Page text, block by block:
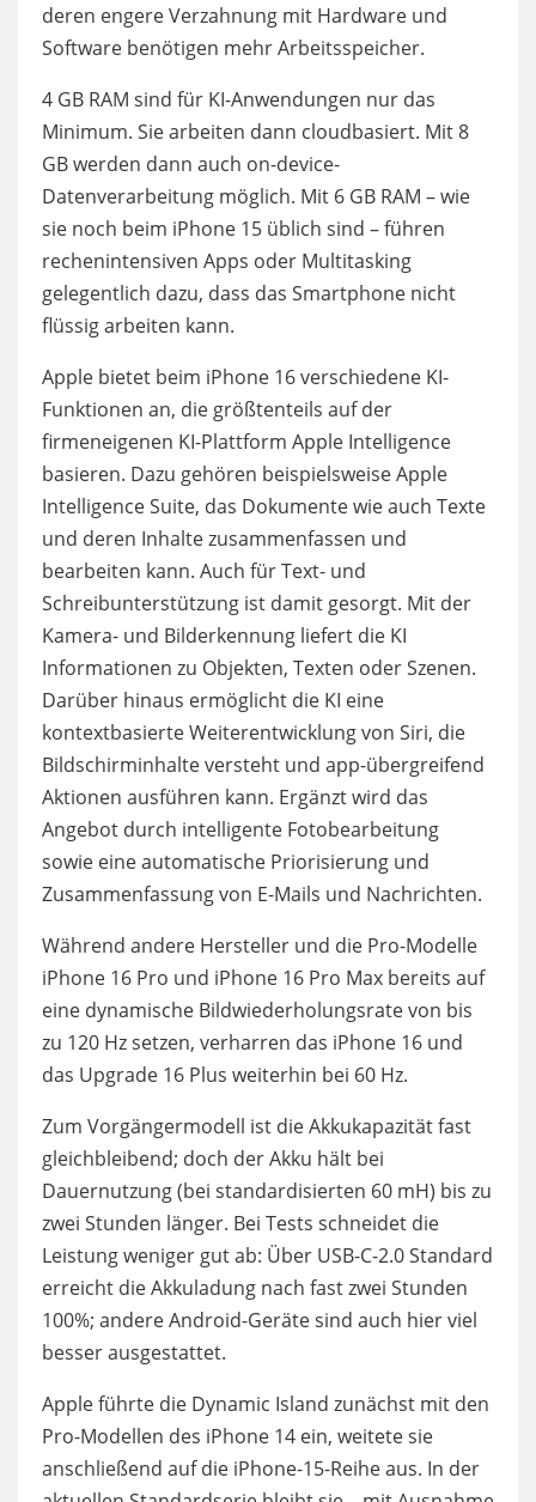
deren engere Verzahnung mit Hardware und
Software benötigen mehr Arbeitsspeicher.
4 GB RAM sind für KI-Anwendungen nur das
Minimum. Sie arbeiten dann cloudbasiert. Mit 8
GB werden dann auch on-device-
Datenverarbeitung möglich. Mit 6 GB RAM – wie
sie noch beim iPhone 15 üblich sind – führen
rechenintensiven Apps oder Multitasking
gelegentlich dazu, dass das Smartphone nicht
flüssig arbeiten kann.
Apple bietet beim iPhone 16 verschiedene KI-
Funktionen an, die größtenteils auf der
firmeneigenen KI-Plattform Apple Intelligence
basieren. Dazu gehören beispielsweise Apple
Intelligence Suite, das Dokumente wie auch Texte
und deren Inhalte zusammenfassen und
bearbeiten kann. Auch für Text- und
Schreibunterstützung ist damit gesorgt. Mit der
Kamera- und Bilderkennung liefert die KI
Informationen zu Objekten, Texten oder Szenen.
Darüber hinaus ermöglicht die KI eine
kontextbasierte Weiterentwicklung von Siri, die
Bildschirminhalte versteht und app-übergreifend
Aktionen ausführen kann. Ergänzt wird das
Angebot durch intelligente Fotobearbeitung
sowie eine automatische Priorisierung und
Zusammenfassung von E-Mails und Nachrichten.
Während andere Hersteller und die Pro-Modelle
iPhone 16 Pro und iPhone 16 Pro Max bereits auf
eine dynamische Bildwiederholungsrate von bis
zu 120 Hz setzen, verharren das iPhone 16 und
das Upgrade 16 Plus weiterhin bei 60 Hz.
Zum Vorgängermodell ist die Akkukapazität fast
gleichbleibend; doch der Akku hält bei
Dauernutzung (bei standardisierten 60 mH) bis zu
zwei Stunden länger. Bei Tests schneidet die
Leistung weniger gut ab: Über USB-C-2.0 Standard
erreicht die Akkuladung nach fast zwei Stunden
100%; andere Android-Geräte sind auch hier viel
besser ausgestattet.
Apple führte die Dynamic Island zunächst mit den
Pro-Modellen des iPhone 14 ein, weitete sie
anschließend auf die iPhone-15-Reihe aus. In der